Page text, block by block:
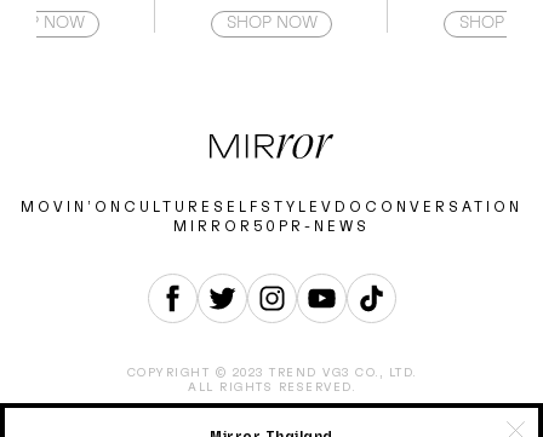
NOW
24 ชั่วโมง
SHOP NOW SHOP
MOVIN’ON CULTURE SELF STYLE VDO CONVERSATION
MIRROR50 PR-NEWS
COPYRIGHT © 2023 TREND VG3 CO., LTD.
ALL RIGHTS RESERVED.